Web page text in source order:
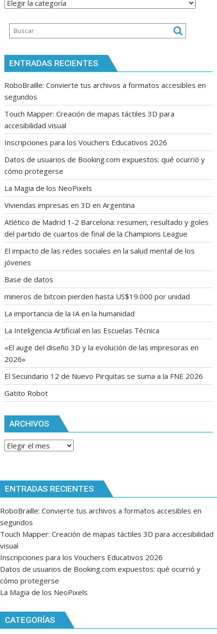
Ver
por
tema
ENTRADAS RECIENTES
RoboBraille: Convierte tus archivos a formatos accesibles en
segundos
Touch Mapper: Creación de mapas táctiles 3D para
accesibilidad visual
Inscripciones para los Vouchers Educativos 2026
Datos de usuarios de Booking.com expuestos: qué ocurrió y
cómo protegerse
La Magia de los NeoPixels
Viviendas impresas en 3D en Argentina
Atlético de Madrid 1-2 Barcelona: resumen, resultado y goles
del partido de cuartos de final de la Champions League
El impacto de las redes sociales en la salud mental de los
jóvenes
Base de datos
mineros de bitcoin pierden hasta US$19.000 por unidad
La importancia de la IA en la humanidad
La Inteligencia Artificial en las Escuelas Técnica
«El auge del diseño 3D y la evolución de las impresoras en
2026»
El Secundario 12 de Nuevo Pirquitas se suma a la FNE 2026
Gatito Robot
ARCHIVOS
Archivos
ENTRADAS RECIENTES
RoboBraille: Convierte tus archivos a formatos accesibles en
segundos
Touch Mapper: Creación de mapas táctiles 3D para accesibilidad
visual
Inscripciones para los Vouchers Educativos 2026
Datos de usuarios de Booking.com expuestos: qué ocurrió y
cómo protegerse
La Magia de los NeoPixels
CATEGORÍAS